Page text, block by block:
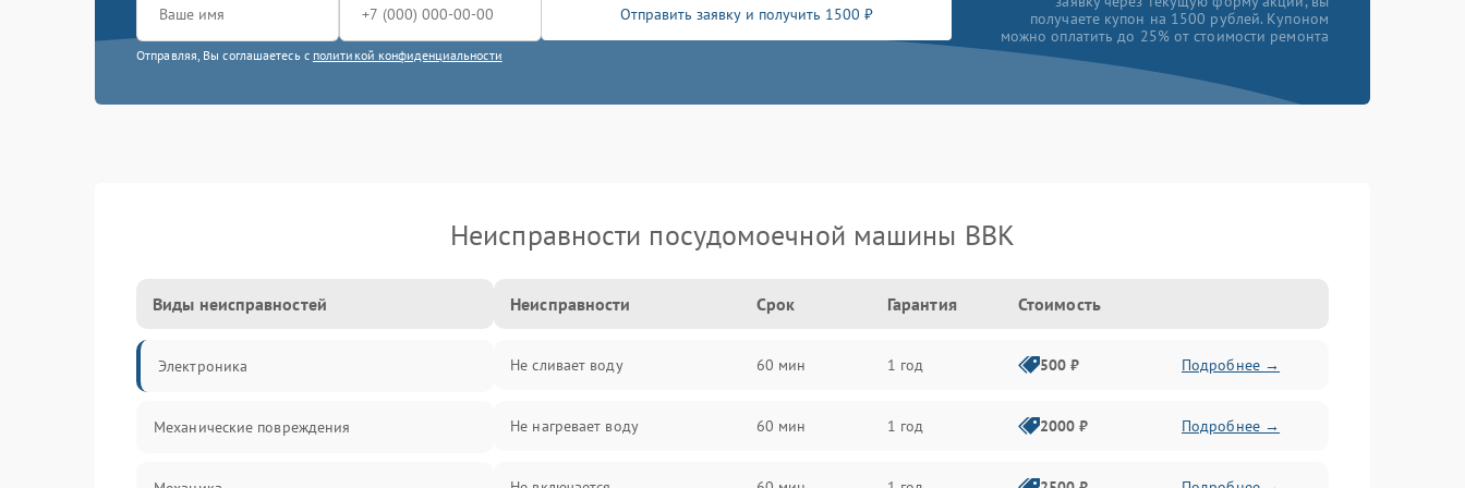
Отправить заявку и получить 1500 ₽
Отправляя, Вы соглашаетесь с политикой конфиденциальности
получаете купон на 1500 рублей. Купоном
можно оплатить до 25% от стоимости ремонта
Неисправности посудомоечной машины BBK
Виды неисправностей
Электроника
Механические повреждения
Неисправности Срок Гарантия Стоимость
Не сливает воду 60 мин 1 год 500 ₽ Подробнее →
Не нагревает воду 60 мин 1 год 2000 ₽ Подробнее →